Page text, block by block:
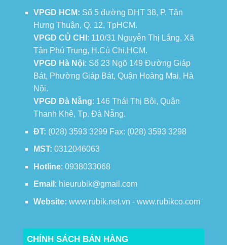
VPGD HCM: Số 5 đường ĐHT 38, P. Tân
Hưng Thuận, Q. 12, TpHCM.
VPGD CỦ CHI : 110/31 Nguyễn Thị Lắng, Xã
Tân Phú Trung, H.Củ Chi,HCM.
VPGD Hà Nội: Số 23 Ngõ 149 Đường Giáp
Bát, Phường Giáp Bát, Quận Hoàng Mai, Hà
Nội.
VPGD Đà Nẵng: 146 Thái Thị Bôi, Quận
Thanh Khê, Tp. Đà Nẵng.
ĐT: (028) 3593 3299 Fax: (028) 3593 3298
MST: 0312046063
Hotline: 0938033068
Email : hieurubik@gmail.com
Website: www.rubik.net.vn - www.rubikco.com
CHÍNH SÁCH BÁN HÀNG